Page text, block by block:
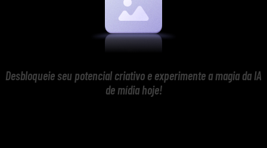
Desbloqueie seu potencial criativo e experimente a magia da IA
de mídia hoje!